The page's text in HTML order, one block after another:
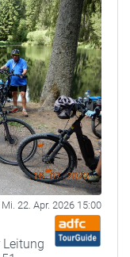
Mi. 22. Apr. 2026 15:00